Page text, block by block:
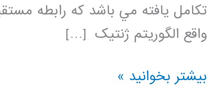
تکامل يافته مي باشد که رابطه
واقع الگوريتم ژنتيک […]
فیلم
بیشتر بخوانید »